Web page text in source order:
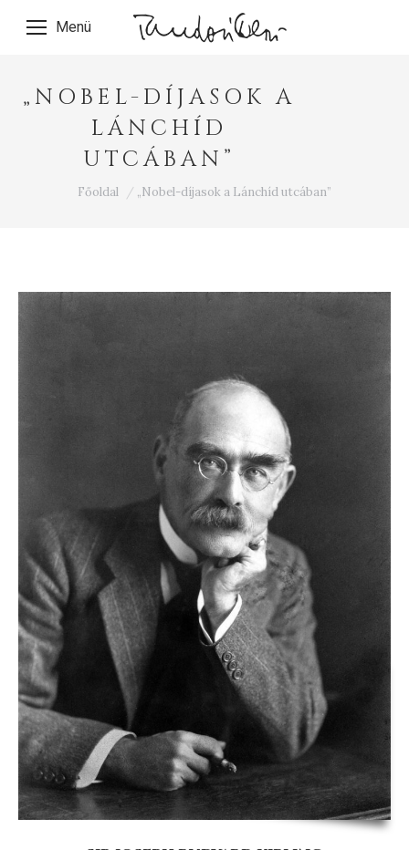
Menü
„NOBEL-DÍJASOK A
LÁNCHÍD
UTCÁBAN”
Ön itt van:
Főoldal „Nobel-díjasok a Lánchíd utcában”